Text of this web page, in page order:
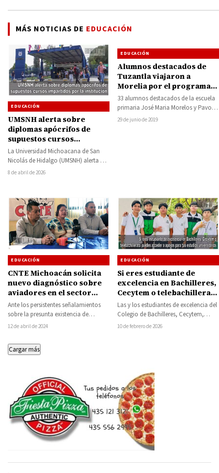
MÁS NOTICIAS DE EDUCACIÓN
EDUCACIÓN
UMSNH alerta sobre
diplomas apócrifos de
supuestos cursos
impartidos por la
institución
La Universidad Michoacana de San
Nicolás de Hidalgo (UMSNH) alerta a
la población sobre diplomas
8 de abril de 2026
EDUCACIÓN
Alumnos destacados de
Tuzantla viajaron a
Morelia por el programa
Amigos del Gobernador
33 alumnos destacados de la escuela
primaria José Maria Morelos y Pavon,
de la localidad de La Mesa…
29 de junio de 2019
EDUCACIÓN
CNTE Michoacán solicita
nuevo diagnóstico sobre
aviadores en el sector
educativo
Ante los persistentes señalamientos
sobre la presunta existencia de
aviadores en el sector educativo
12 de abril de 2024
EDUCACIÓN
Si eres estudiante de
excelencia en Bachilleres,
Cecytem o telebachillerato
puedes acceder a apoyos
para tus estudios
universitarios
Las y los estudiantes de excelencia del
Colegio de Bachilleres, Cecytem,
Telebachillerato Michoacán y
10 de febrero de 2026
Cargar más